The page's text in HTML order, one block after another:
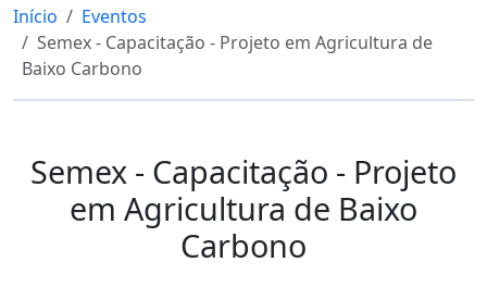
Início
Eventos
Semex - Capacitação - Projeto em Agricultura de
Baixo Carbono
Semex - Capacitação - Projeto
em Agricultura de Baixo
Carbono